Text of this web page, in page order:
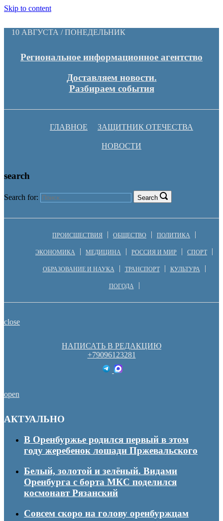
Skip to content
10 АВГУСТА / ПОНЕДЕЛЬНИК
Региональное информационное агентство
Доставляем новости.
Разбираем события
ГЛАВНОЕ ЗАЩИТНИК ОТЕЧЕСТВА
НОВОСТИ
search
Search for: Search
ПРОИСШЕСТВИЯ ОБЩЕСТВО ПОЛИТИКА
ЭКОНОМИКА МЕДИЦИНА РОССИЯ И МИР СПОРТ
ОБРАЗОВАНИЕ И НАУКА ТРАНСПОРТ КУЛЬТУРА
ПОГОДА
close
НАПИСАТЬ В РЕДАКЦИЮ
+79096123281
open
АКТУАЛЬНО
В Оренбуржье родился первый в этом
году жеребенок лошади Пржевальского
Белый, золотой и зелёный. Видами
Оренбурга с борта МКС поделился
космонавт Рязанский
Совсем скоро на голову оренбуржцам